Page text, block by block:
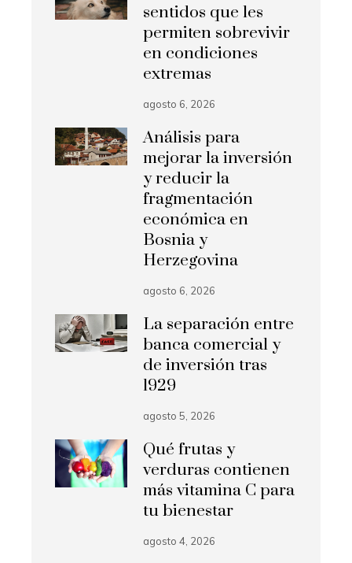
sentidos que les
permiten sobrevivir
en condiciones
extremas
agosto 6, 2026
Análisis para
mejorar la inversión
y reducir la
fragmentación
económica en
Bosnia y
Herzegovina
agosto 6, 2026
La separación entre
banca comercial y
de inversión tras
1929
agosto 5, 2026
Qué frutas y
verduras contienen
más vitamina C para
tu bienestar
agosto 4, 2026